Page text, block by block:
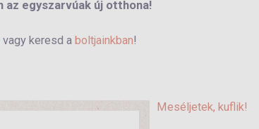
az egyszarvúak új otthona!
vagy keresd a boltjainkban!
Meséljetek, kuflik!